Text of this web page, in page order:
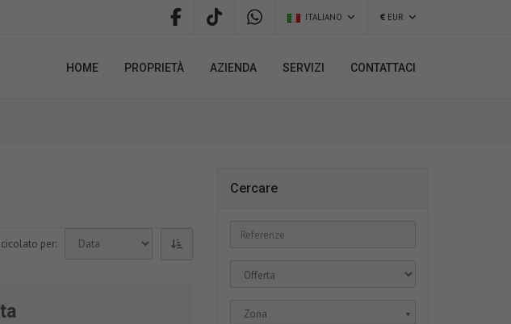
ITALIANO € EUR
HOME PROPRIETÀ AZIENDA SERVIZI CONTATTACI
per:
Cercare
Zona ▼